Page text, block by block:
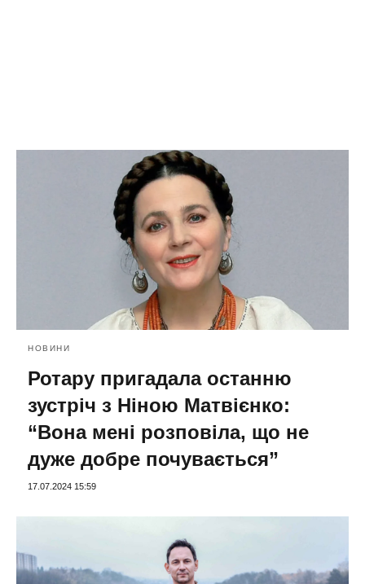
НОВИНИ
Ротару пригадала останню
зустріч з Ніною Матвієнко:
“Вона мені розповіла, що не
дуже добре почувається”
17.07.2024 15:59